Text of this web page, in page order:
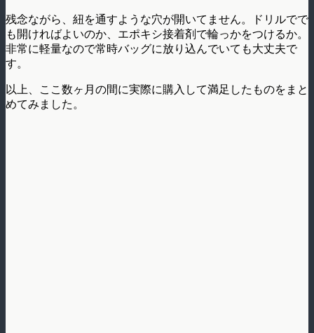
残念ながら、紐を通すような穴が開いてません。ドリルでで
も開ければよいのか、エポキシ接着剤で輪っかをつけるか。
非常に軽量なので常時バッグに放り込んでいても大丈夫で
す。
以上、ここ数ヶ月の間に実際に購入して満足したものをまと
めてみました。